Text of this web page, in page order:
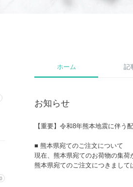
ホーム 記
お知らせ
【重要】令和8年熊本地震に伴う
■ 熊本県宛てのご注文について
現在、熊本県宛てのお荷物の集荷
熊本県宛てのご注文につきまして